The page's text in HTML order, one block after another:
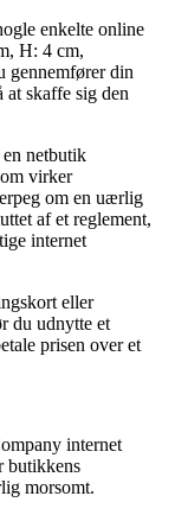
enkelte online
H: 4 cm,
gennemfører din
at skaffe sig den
netbutik
virker
om en uærlig
af et reglement,
internet
eller
du udnytte et
prisen over et
internet
butikkens
morsomt.